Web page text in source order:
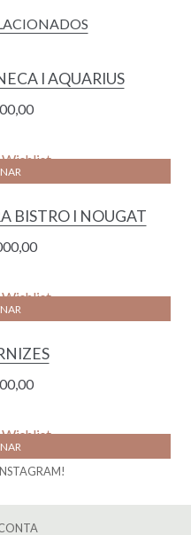
I AQUARIUS
BISTRO I NOUGAT